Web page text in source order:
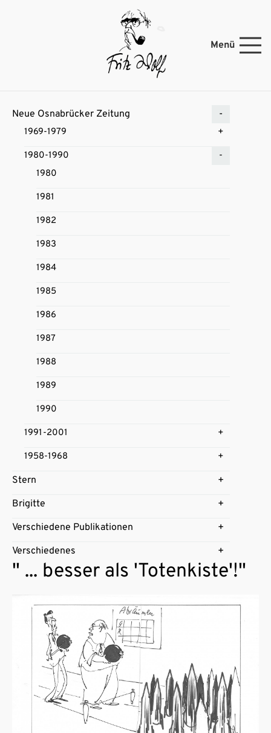
Menü
Neue Osnabrücker Zeitung
1969-1979
1980-1990
1980
1981
1982
1983
1984
1985
1986
1987
1988
1989
1990
1991-2001
1958-1968
Stern
Brigitte
Verschiedene Publikationen
Verschiedenes
" ... besser als 'Totenkiste'!"